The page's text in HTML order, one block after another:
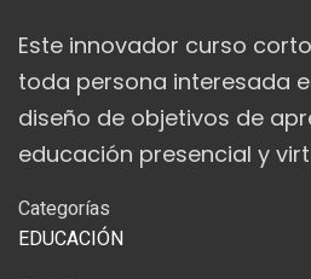
Este innovador curso
toda persona interesada
diseño de objetivos de
educación presencial y
Categorías
EDUCACIÓN